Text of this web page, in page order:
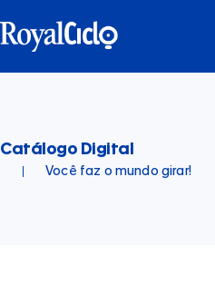
Catálogo Digital
Você faz o mundo girar!